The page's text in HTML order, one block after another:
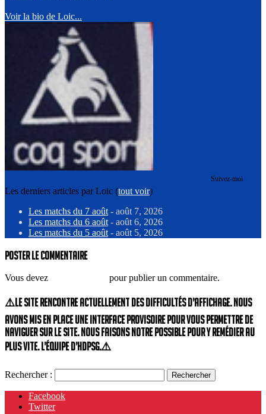
Voir la bio de Loic...
Suivez-moi
Les derniers articles par Loic (tout voir)
Les matchs du 7 août - août 7, 2026
Les matchs du 6 août - août 6, 2026
Les matchs du 5 août - août 5, 2026
Poster le commentaire
Vous devez pour publier un commentaire.
⚠️Le site rencontre actuellement des difficultés d’affichage. Nous
avons mis en place une interface provisoire pour vous permettre de
naviguer sur le site. Nous faisons notre possible pour y remédier au
plus vite. L’équipe d’HdPSG.⚠️
Rechercher :
Facebook
Twitter